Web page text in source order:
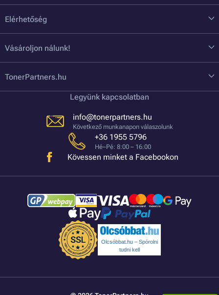
Elérhetőség
Vásároljon nálunk!
TonerPartners.hu
Legyünk kapcsolatban
info@tonerpartners.hu
Következő munkanapon válaszolunk
+36 1955 5796
Hé–Pé: 8:00 – 16:00
Kövessen minket a Facebookon
Olcsóbbat.hu – Spórolni
tudni kell